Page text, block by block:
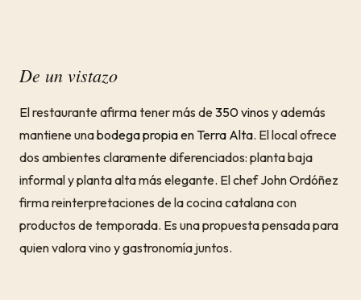
De un vistazo
El restaurante afirma tener más de 350 vinos y además
mantiene unabodega propia en Terra Alta. El local ofrece
dos ambientes claramente diferenciados: planta baja
informal y planta alta más elegante. El chef John Ordóñez
firma reinterpretaciones de la cocina catalana con
productos de temporada. Es una propuesta pensada para
quien valora vino y gastronomía juntos.